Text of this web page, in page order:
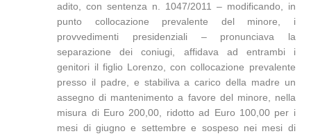
adito, con sentenza n. 1047/2011 – modificando, in
punto collocazione prevalente del minore, i
provvedimenti presidenziali – pronunciava la
separazione dei coniugi, affidava ad entrambi i
genitori il figlio Lorenzo, con collocazione prevalente
presso il padre, e stabiliva a carico della madre un
assegno di mantenimento a favore del minore, nella
misura di Euro 200,00, ridotto ad Euro 100,00 per i
mesi di giugno e settembre e sospeso nei mesi di